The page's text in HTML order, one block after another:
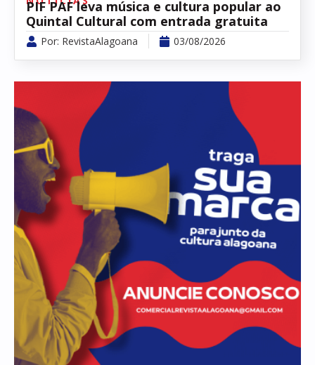
PIF PAF leva música e cultura popular ao
Quintal Cultural com entrada gratuita
Por: RevistaAlagoana 03/08/2026